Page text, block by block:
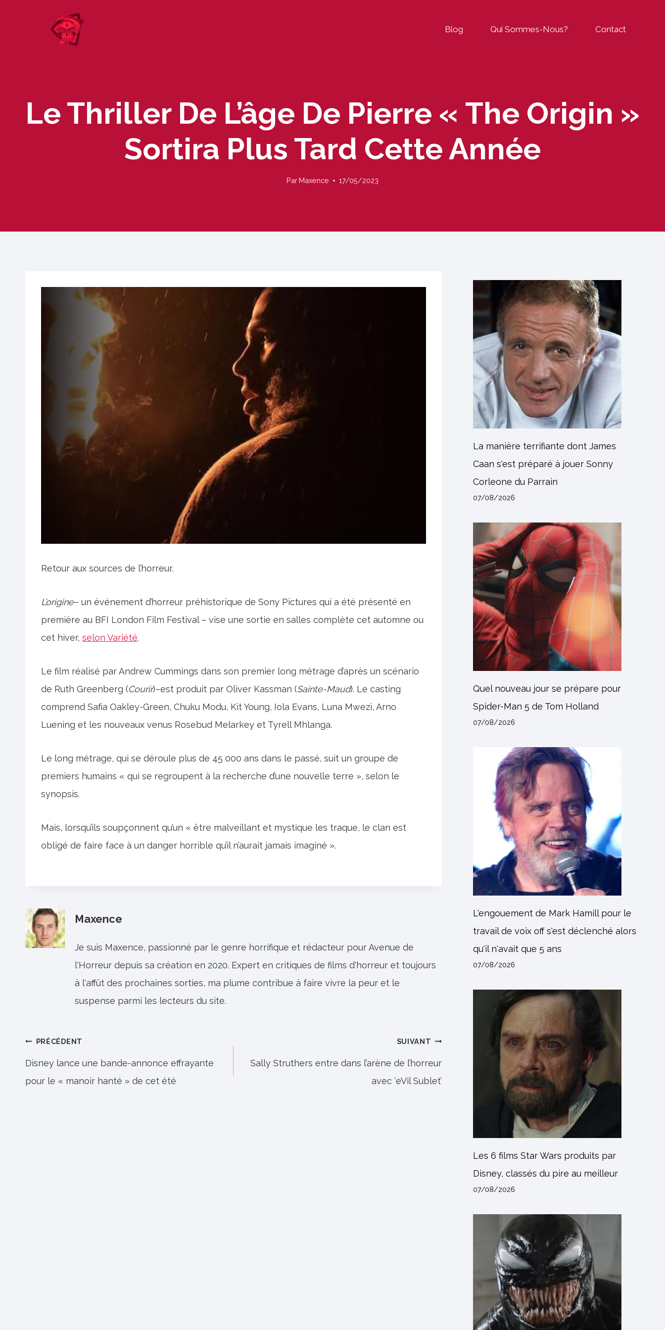
Blog Qui Sommes-Nous? Contact
Le Thriller De L’âge De Pierre « The Origin »
Sortira Plus Tard Cette Année
Par Maxence 17/05/2023
Retour aux sources de l’horreur.
L’origine– un événement d’horreur préhistorique de Sony Pictures qui a été présenté en
première au BFI London Film Festival – vise une sortie en salles complète cet automne ou
cet hiver, selon Variété.
Le film réalisé par Andrew Cummings dans son premier long métrage d’après un scénario
de Ruth Greenberg (Courir)–est produit par Oliver Kassman (Sainte-Maud). Le casting
comprend Safia Oakley-Green, Chuku Modu, Kit Young, Iola Evans, Luna Mwezi, Arno
Luening et les nouveaux venus Rosebud Melarkey et Tyrell Mhlanga.
Le long métrage, qui se déroule plus de 45 000 ans dans le passé, suit un groupe de
premiers humains « qui se regroupent à la recherche d’une nouvelle terre », selon le
synopsis.
Mais, lorsqu’ils soupçonnent qu’un « être malveillant et mystique les traque, le clan est
obligé de faire face à un danger horrible qu’il n’aurait jamais imaginé ».
Maxence
Je suis Maxence, passionné par le genre horrifique et rédacteur pour Avenue de
l'Horreur depuis sa création en 2020. Expert en critiques de films d'horreur et toujours
à l'affût des prochaines sorties, ma plume contribue à faire vivre la peur et le
suspense parmi les lecteurs du site.
Navigation
de
l’article
PRÉCÉDENT
Disney lance une bande-annonce effrayante
pour le « manoir hanté » de cet été
SUIVANT
Sally Struthers entre dans l’arène de l’horreur
avec ‘eVil Sublet’
La manière terrifiante dont James
Caan s'est préparé à jouer Sonny
Corleone du Parrain
07/08/2026
Quel nouveau jour se prépare pour
Spider-Man 5 de Tom Holland
07/08/2026
L'engouement de Mark Hamill pour le
travail de voix off s'est déclenché alors
qu'il n'avait que 5 ans
07/08/2026
Les 6 films Star Wars produits par
Disney, classés du pire au meilleur
07/08/2026